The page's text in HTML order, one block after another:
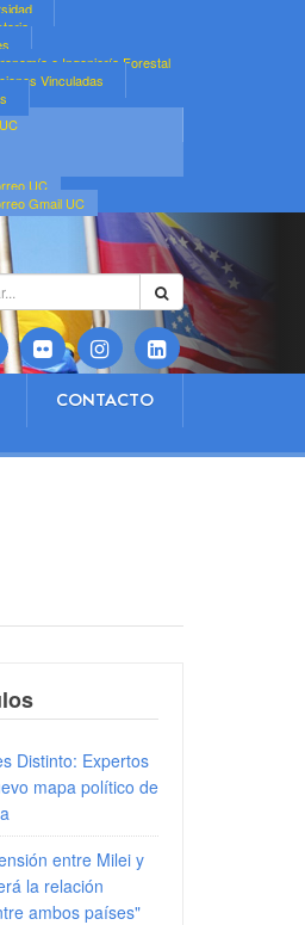
e Ingeniería Forestal
Vinculadas
UC
Gmail UC
CONTACTO
Distinto: Expertos
mapa político de
entre Milei y
la relación
ambos países"